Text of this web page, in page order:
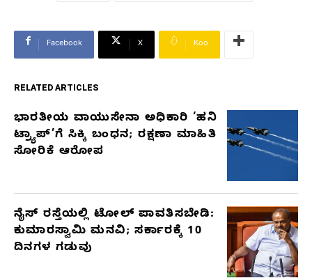
Facebook X Koo
RELATED ARTICLES
RELATED
ARTICLES
ಭಾರತೀಯ ವಾಯುಸೇನಾ ಅಧಿಕಾರಿ ‘ಹನಿ
ಟ್ರ್ಯಾಪ್’ಗೆ ಸಿಕ್ಕಿ ಬಂಧನ; ರಕ್ಷಣಾ ಮಾಹಿತಿ
ಸೋರಿಕೆ ಆರೋಪ
ನೈಸ್ ರಸ್ತೆಯಲ್ಲಿ ಟೋಲ್ ಪಾವತಿಸಬೇಡಿ:
ಕುಮಾರಸ್ವಾಮಿ ಮನವಿ; ಸರ್ಕಾರಕ್ಕೆ 10
ದಿನಗಳ ಗಡುವು